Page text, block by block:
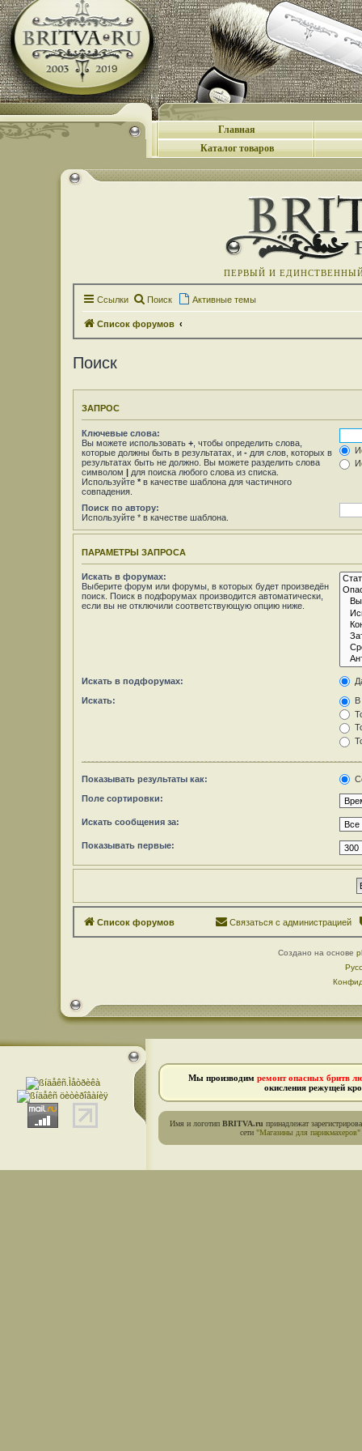
Главная
Каталог товаров
ПЕРВЫЙ И
Ссылки Поиск Активные темы
Список форумов
Поиск
ЗАПРОС
Ключевые слова:
Вы можете использовать + , чтобы определить слова,
которые должны быть в результатах, и - для слов, которых в
результатах быть не должно. Вы можете разделить слова
символом | для поиска любого слова из списка.
Используйте * в качестве шаблона для частичного
совпадения.
Поиск по автору:
Используйте * в качестве шаблона.
ПАРАМЕТРЫ ЗАПРОСА
Искать в форумах:
Выберите форум или форумы, в которых будет произведён
поиск. Поиск в подфорумах производится автоматически,
если вы не отключили соответствующую опцию ниже.
Искать в подфорумах:
Искать:
В
Показывать результаты как:
Поле сортировки:
Искать сообщения за:
Показывать первые:
Список форумов Связаться с администрацией
Создано на основе
Мы производим ремонт опасных бритв
окисления режущей
Имя и логотип BRITVA.ru принадлежат
сети "Магазины для парикмахеров"